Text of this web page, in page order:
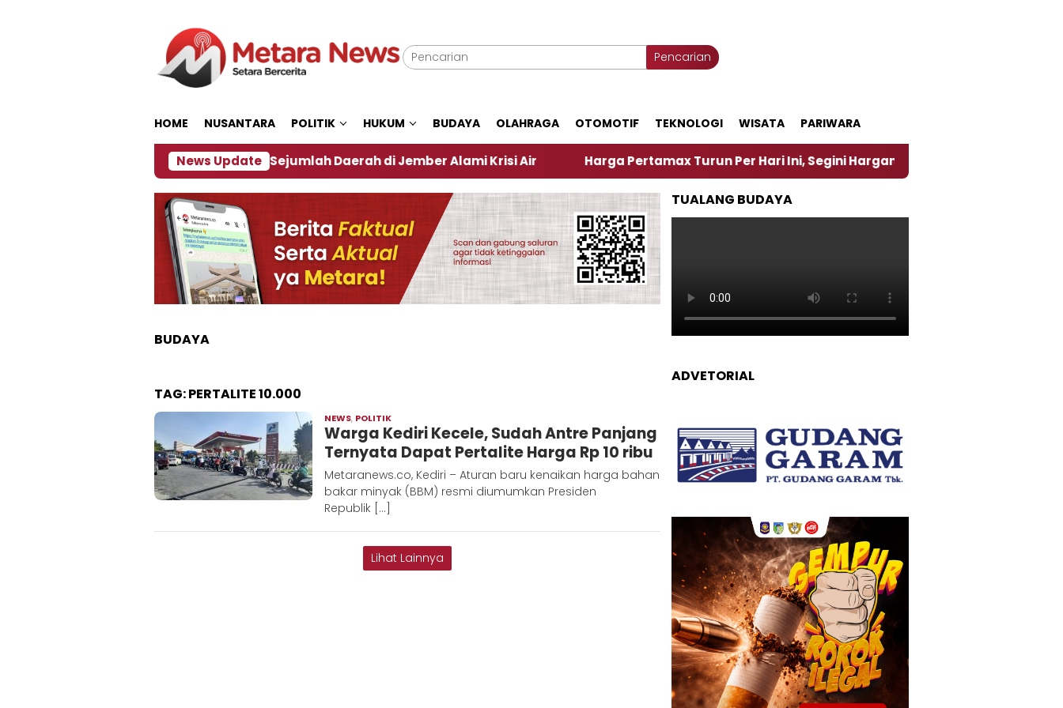
Pencarian
HOME NUSANTARA POLITIK HUKUM BUDAYA OLAHRAGA OTOMOTIF TEKNOLOGI WISATA PARIWARA
News Update
Dampak El Nino, Sejumlah Daerah di Jember Alami Krisi Air Harga Pertamax Turun Per Hari Ini, Segini Harganya ‎Nasirun Maestro Lukis
BUDAYA
TAG:PERTALITE 10.000
NEWS, POLITIK
Metara
Warga Kediri Kecele, Sudah Antre Panjang
Ternyata Dapat Pertalite Harga Rp 10 ribu
Metaranews.co, Kediri – Aturan baru kenaikan harga bahan
bakar minyak (BBM) resmi diumumkan Presiden
Republik […]
Lihat Lainnya
TUALANG BUDAYA
ADVETORIAL